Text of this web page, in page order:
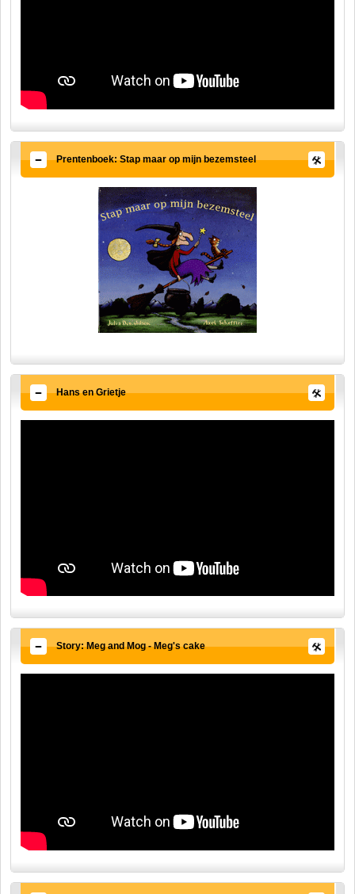
Prentenboek: Stap maar op mijn bezemsteel
Hans en Grietje
Story: Meg and Mog - Meg's cake